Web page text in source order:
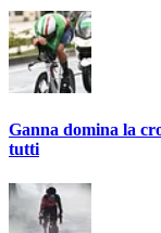
Ganna domina la
tutti